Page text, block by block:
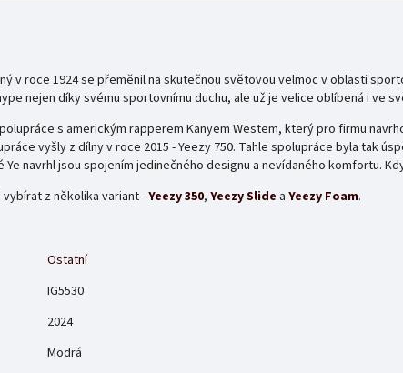
v roce 1924 se přeměnil na skutečnou světovou velmoc v oblasti
nejen díky svému sportovnímu duchu, ale už je velice oblíbená i ve
s americkým rapperem Kanyem Westem, který pro firmu
vyšly z dílny v roce 2015 - Yeezy 750. Tahle spolupráce byla tak
navrhl jsou spojením jedinečného designu a nevídaného komfortu.
z několika variant -Yeezy 350, Yeezy Slide a Yeezy Foam.
Ostatní
IG5530
2024
Modrá